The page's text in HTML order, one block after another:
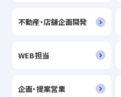
不動産・店舗企画開発
WEB担当
企画・提案営業